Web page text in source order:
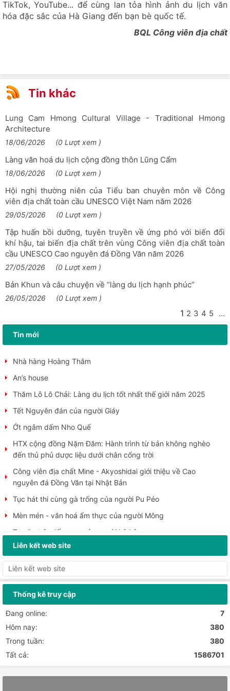
TikTok, YouTube... để cùng lan tỏa hình ảnh du lịch văn
hóa đặc sắc của Hà Giang đến bạn bè quốc tế.
BQL Công viên địa chất
Tin khác
Lung Cam Hmong Cultural Village - Traditional Hmong
Architecture
18/06/2026 (0 Lượt xem )
Làng văn hoá du lịch cộng đồng thôn Lũng Cẩm
18/06/2026 (0 Lượt xem )
Hội nghị thường niên của Tiểu ban chuyên môn về Công
viên địa chất toàn cầu UNESCO Việt Nam năm 2026
29/05/2026 (0 Lượt xem )
Tập huấn bồi dưỡng, tuyên truyền về ứng phó với biến đổi
khí hậu, tai biến địa chất trên vùng Công viên địa chất toàn
cầu UNESCO Cao nguyên đá Đồng Văn năm 2026
27/05/2026 (0 Lượt xem )
Bản Khun và câu chuyện về “làng du lịch hạnh phúc”
26/05/2026 (0 Lượt xem )
1 2 3 4 5 ...
Tin mới
2026
Lễ hội Gầu Tào dân tộc Mông năm 2026 tại xã Đường
Khoá học chuyên sâu quốc tế về Công viên địa chất toàn
cầu UNESCO Đảo Lesvos, Hy Lạp
Tuyên Quang đón hơn 252 nghìn lượt khách du lịch dịp Tết
Nguyên đán Bính Ngọ
Thông tin chính thức về vụ việc dù lượn gắn động cơ va
chạm với xe ô tô tại xã Quản Bạ
Xã Khâu Vai sẽ tổ chức Lễ hội hoa Mộc miên và hoa Ban lần
thứ I
Nhà hàng Cơm Việt
Lũng Cú sẵn sàng cho Ngày hội Văn hoá truyền thống các
dân tộc và Lễ hội Đền Lũng Cú năm 2026
Trưng bày sản phẩm STEM về văn hoá truyền thồng trong
trường học
Tổng kết hoạt động Tiểu ban chuyên môn về Công viên địa
Lễ ra đồng Pặt oong” của người Pu Péo
Nhà hàng Hoàng Thắm
An’s house
Thăm Lô Lô Chải: Làng du lịch tốt nhất thế giới năm 2025
Tết Nguyên đán của người Giáy
Ớt ngâm dấm Nho Quế
HTX cộng đồng Nặm Đăm: Hành trình từ bản không nghèo
đến thủ phủ dược liệu dưới chân cổng trời
Công viên địa chất Mine - Akyoshidai giới thiệu về Cao
nguyên đá Đồng Văn tại Nhật Bản
Tục hát thi cùng gà trống của người Pu Péo
Mèn mén - văn hoá ẩm thực của người Mông
Tục ăn trộm lấy may của người Lô Lô
Người Pu Péo “hát thi” cùng gà trống
Trường Đại học Mỏ - Địa chất đi thực tế tại Công viên địa
chất toàn cầu UNESCO Cao nguyên đá Đồng...
Cao nguyên đá Đồng Văn hút khách dịp Tết Dương lịch 2026
Cao nguyên đá Đồng Văn - địa danh nên lựa chọn cho dịp
nghỉ lễ Tết Nguyên đán 2026
Các hoạt động chào xuân 2026 tại xã Đồng Văn
Chào đón đoàn khách du lịch đầu tiên đến xã Quản Bạ và
Cao nguyên đá Đồng Văn năm 2026
Liên kết web site
Thống kê truy cập
Đang online:
7
Hôm nay:
380
Trong tuần:
380
Tất cả:
1586701